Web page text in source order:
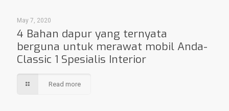
May 7, 2020
4 Bahan dapur yang ternyata
berguna untuk merawat mobil Anda-
Classic 1 Spesialis Interior
Read more